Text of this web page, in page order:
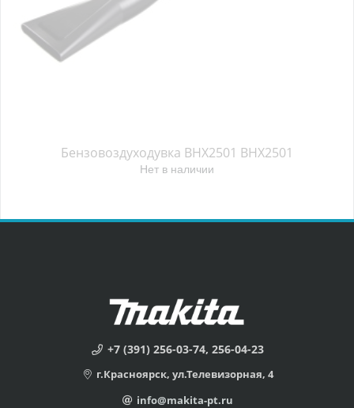
Бензовоздуходувка BHX2501 BHX2501
Нет в наличии
+7 (391) 256-03-74, 256-04-23
г.Красноярск, ул.Телевизорная, 4
info@makita-pt.ru